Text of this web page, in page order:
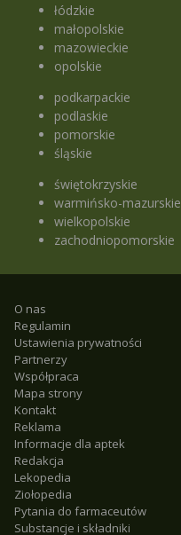
łódzkie
małopolskie
mazowieckie
opolskie
podkarpackie
podlaskie
pomorskie
śląskie
świętokrzyskie
warmińsko-mazurskie
wielkopolskie
zachodniopomorskie
O nas
Regulamin
Ustawienia prywatności
Partnerzy
Współpraca
Mapa strony
Kontakt
Reklama
Informacje dla aptek
Redakcja
Lekopedia
Ziołopedia
Pytania do farmaceutów
Substancje i składniki